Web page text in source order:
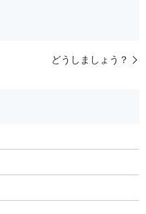
どうしましょう？